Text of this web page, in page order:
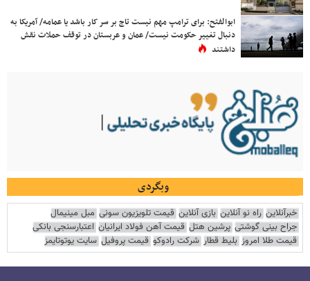
ابوالفتح: برای ترامپ مهم نیست تاج بر سر کار باشد یا عمامه/ آمریکا به
دنبال تغییر حکومت نیست/ عمان و عربستان در توقف حملات نقش
داشتند
وبگردی
خبرآنلاین راه نو آنلاین بازی آنلاین قیمت تلویزیون سونی مبل مینیمال
جراح بینی گوشتی پرشین هتل قیمت آهن فولاد ایرانیان اعتبارسنجی بانکی
قیمت طلا امروز بلیط قطار شرکت رادوکو قیمت پروفیل سایت یوتوتایمز